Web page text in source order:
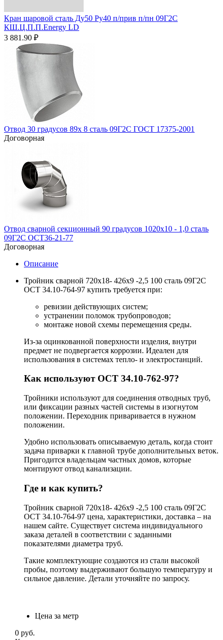
Кран шаровой сталь Ду50 Ру40 п/прив п/пн 09Г2С
КШ.Ц.П.П.Energy LD
3 881.90 ₽
Отвод 30 градусов 89х 8 сталь 09Г2С ГОСТ 17375-2001
Договорная
Отвод сварной секционный 90 градусов 1020х10 - 1,0 сталь
09Г2С ОСТ36-21-77
Договорная
Описание
Тройник сварной 720х18- 426х9 -2,5 100 сталь 09Г2С
ОСТ 34.10-764-97 купить требуется при:
ревизии действующих систем;
устранении поломок трубопроводов;
монтаже новой схемы перемещения среды.
Из-за оцинкованной поверхности изделия, внутри
предмет не подвергается коррозии. Идеален для
использования в системах тепло- и электростанций.
Как используют ОСТ 34.10-762-97?
Тройники используют для соединения отводных труб,
или фиксации разных частей системы в изогнутом
положении. Переходник приваривается в нужном
положении.
Удобно использовать описываемую деталь, когда стоит
задача приварки к главной трубе дополнительных веток.
Пригодится владельцам частных домов, которые
монтируют отвод канализации.
Где и как купить?
Тройник сварной 720х18- 426х9 -2,5 100 сталь 09Г2С
ОСТ 34.10-764-97 цена, характеристики, доставка – на
нашем сайте. Существует система индивидуального
заказа деталей в соответствии с заданными
показателями диаметра труб.
Такие комплектующие создаются из стали высокой
пробы, поэтому выдерживают большую температуру и
сильное давление. Детали уточняйте по запросу.
Цена за метр
0 руб.